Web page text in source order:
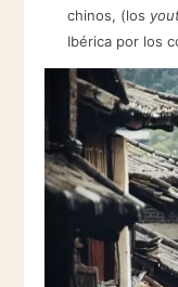
chinos, (los
Ibérica por los